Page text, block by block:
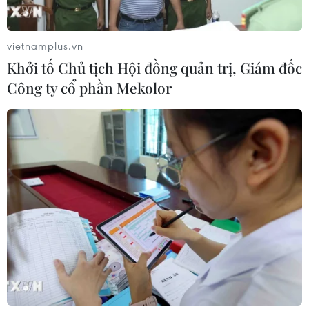
hội học tập và điều trị
30/07/2026 13:53
Bé trai 7 tuổi được ghép thận xuyên
Việt từ người hiến chết não
30/07/2026 12:52
Lâm Đồng rà soát toàn bộ cơ sở kinh
doanh thức ăn đường phố sau các vụ
ngộ độc
30/07/2026 08:24
Chẩn đoán và điều trị thành công
trường hợp mắc bệnh viêm mạch
vietnamplus.vn
Khởi tố Chủ tịch Hội đồng quản trị, Giám đốc
Công ty cổ phần Mekolor